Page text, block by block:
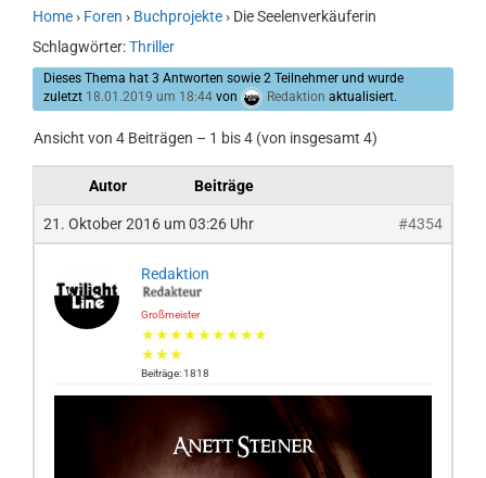
Home› Foren › Buchprojekte› Die Seelenverkäuferin
Schlagwörter:Thriller
Dieses Thema hat 3 Antworten sowie 2 Teilnehmer und wurde
zuletzt 18.01.2019 um 18:44 von Redaktion aktualisiert.
Ansicht von 4 Beiträgen – 1 bis 4 (von insgesamt 4)
Autor Beiträge
21. Oktober 2016 um 03:26 Uhr #4354
Redaktion
Großmeister
★★★★★★★★★
★★★
Beiträge: 1818